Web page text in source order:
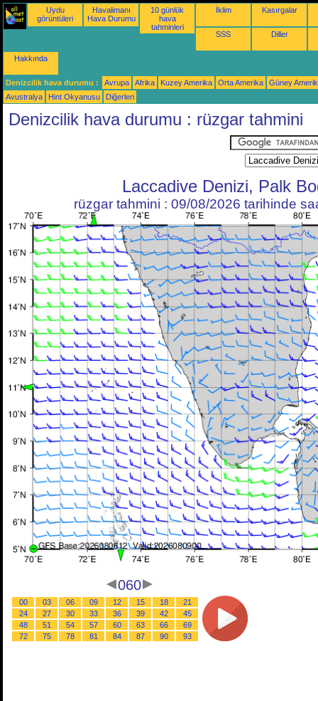
Uydu
görüntüleri
Havalimanı
Hava Durumu
10 günlük
hava
tahminleri
İklim Kasırgalar
SSS Diller
Hakkında
Denizcilik hava durumu : Avrupa Afrika Kuzey Amerika Orta Amerika
Güney
Avustralya
Hint Okyanusu Diğerleri
Denizcilik hava durumu : rüzgar tahmini
Laccadive Denizi, Palk
rüzgar tahmini : 09/08/2026 tarihinde
060
00 03 06 09 12 15 18
21
24
27 30 33 36 39 42
45
48
51 54 57 60 63 66
69
72
75 78 81 84 87 90 93